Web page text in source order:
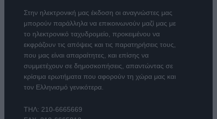
Στην ηλεκτρονική μας έκδοση οι αναγνώστες μας
μπορούν παράλληλα να επικοινωνούν μαζί μας με
το ηλεκτρονικό ταχυδρομείο, προκειμένου να
εκφράζουν τις απόψεις και τις παρατηρήσεις τους,
που μας είναι απαραίτητες, και επίσης να
συμμετέχουν σε δημοσκοπήσεις, απαντώντας σε
κρίσιμα ερωτήματα που αφορούν τη χώρα μας και
τον Ελληνισμό γενικότερα.
ΤΗΛ: 210-6665669